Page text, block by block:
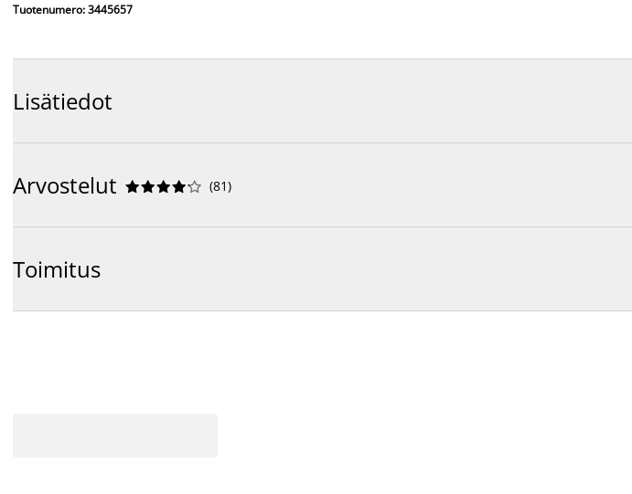
Tuotenumero: 3445657
Lisätiedot
Arvostelut 




 (81)
Toimitus